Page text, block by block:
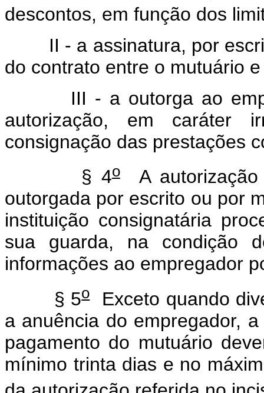
descontos, em função dos
II - a assinatura, por
do contrato entre o mutuário
III - a outorga ao
autorização, em caráter
consignação das prestações
§ 4oA autorização
outorgada por escrito ou por
instituição consignatária
sua guarda, na condição
informações ao empregador
§ 5oExceto quando
a anuência do empregador,
pagamento do mutuário
mínimo trinta dias e no